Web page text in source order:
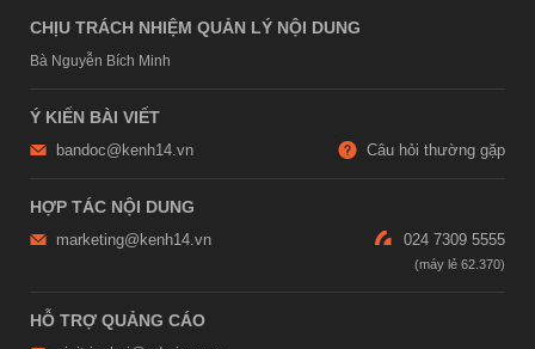
CHỊU TRÁCH NHIỆM QUẢN LÝ NỘI DUNG
Bà Nguyễn Bích Minh
Ý KIẾN BÀI VIẾT
bandoc@kenh14.vn Câu hỏi thường gặp
HỢP TÁC NỘI DUNG
marketing@kenh14.vn 024 7309 5555
HỖ TRỢ QUẢNG CÁO